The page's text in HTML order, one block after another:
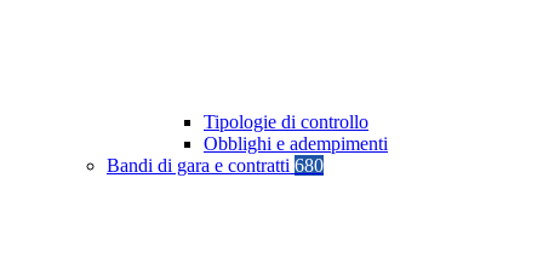
Tipologie di controllo
Obblighi e adempimenti
Bandi di gara e contratti 680